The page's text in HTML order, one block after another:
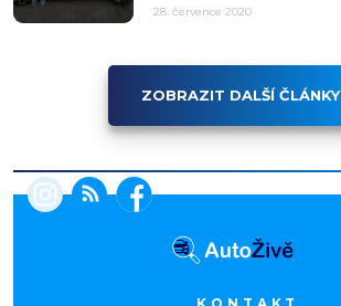
28. července 2020
ZOBRAZIT DALŠÍ ČLÁNKY